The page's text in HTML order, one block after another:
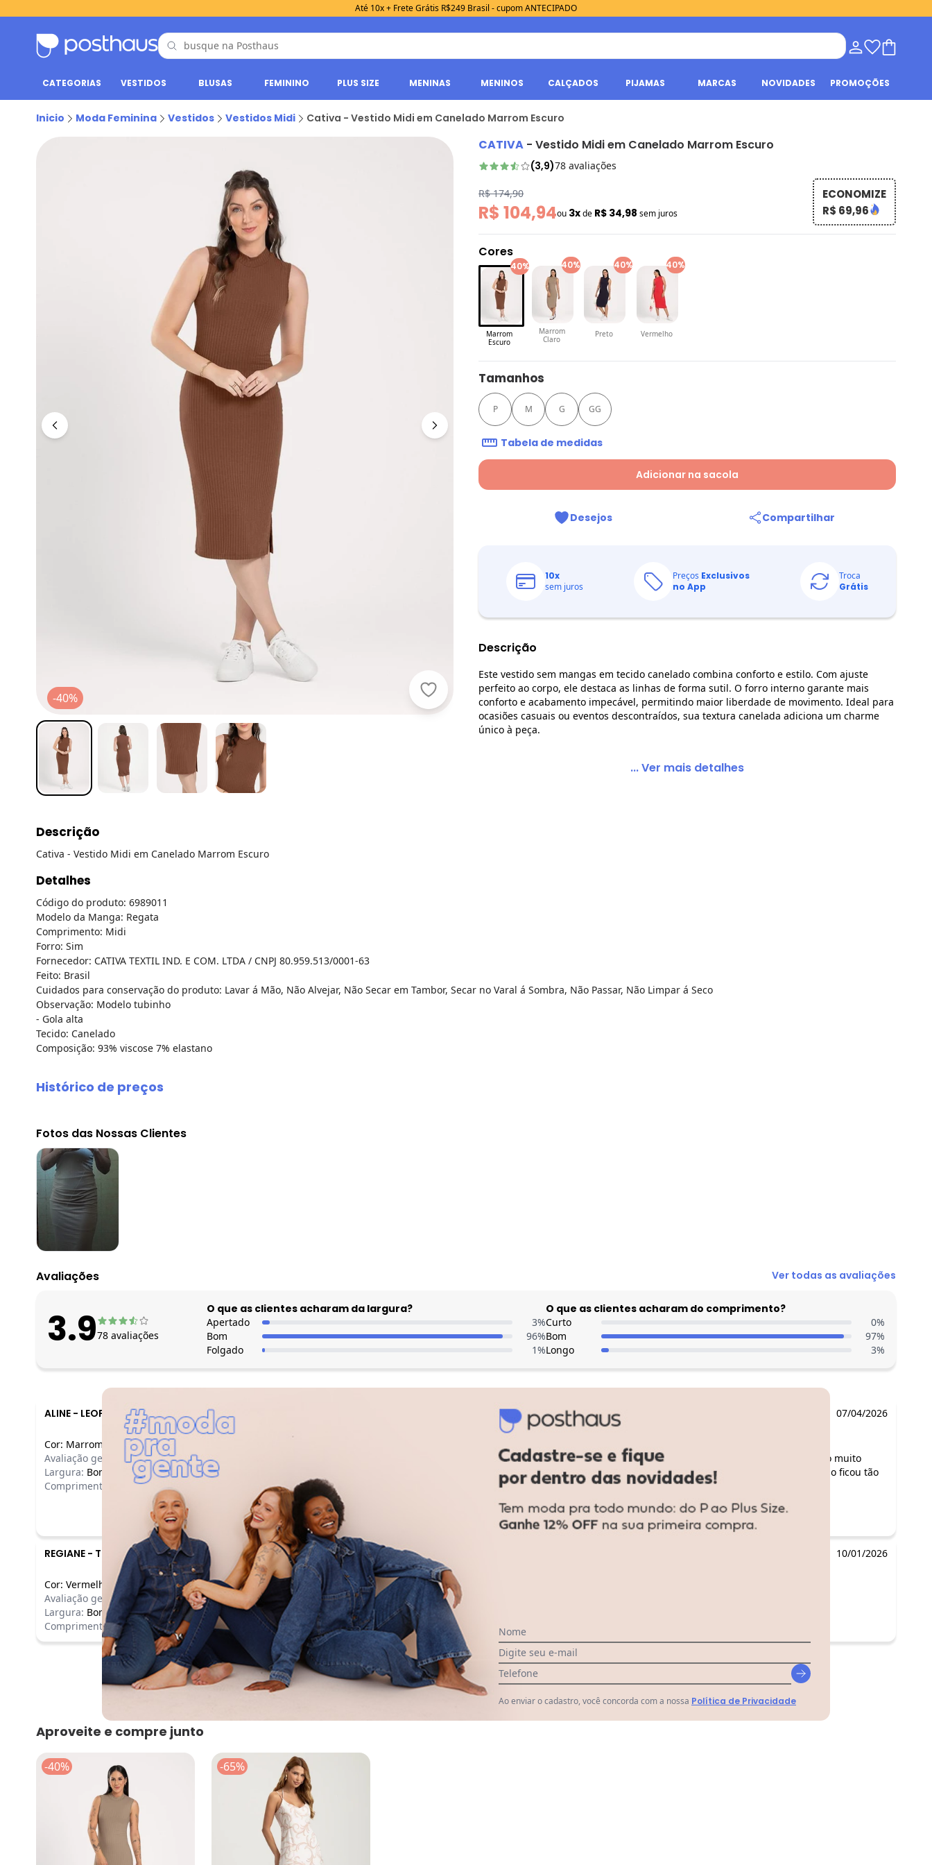
Até 10x + Frete Grátis R$249 Brasil - cupom ANTECIPADO
CATEGORIAS VESTIDOS BLUSAS FEMININO PLUS SIZE MENINAS MENINOS CALÇADOS PIJAMAS MARCAS NOVIDADES PROMOÇÕES
Inicio Moda Feminina Vestidos Vestidos Midi Cativa - Vestido Midi em Canelado Marrom Escuro
Cativa - Vestido Midi em Canelado Marrom Escuro
-40%
CATIVA - Vestido Midi em Canelado Marrom Escuro
(3,9)78 avaliações
R$ 174,90
R$ 104,94ou 3xde R$ 34,98 sem juros
ECONOMIZE
R$ 69,96
Cores
40%
Marrom
Escuro
40%
Marrom
Claro
40%
Preto
40%
Vermelho
Tamanhos
P M G GG
Tabela de medidas
Adicionar na sacola
Desejos Compartilhar
10x
sem juros
Preços Exclusivos
no App
Troca
Grátis
Descrição
Este vestido sem mangas em tecido canelado combina conforto e estilo. Com ajuste
perfeito ao corpo, ele destaca as linhas de forma sutil. O forro interno garante mais
conforto e acabamento impecável, permitindo maior liberdade de movimento. Ideal para
ocasiões casuais ou eventos descontraídos, sua textura canelada adiciona um charme
único à peça.
... Ver mais detalhes
Descrição
Cativa - Vestido Midi em Canelado Marrom Escuro
Detalhes
Código do produto: 6989011
Modelo da Manga: Regata
Comprimento: Midi
Forro: Sim
Fornecedor: CATIVA TEXTIL IND. E COM. LTDA / CNPJ 80.959.513/0001-63
Feito: Brasil
Cuidados para conservação do produto: Lavar á Mão, Não Alvejar, Não Secar em Tambor, Secar no Varal á Sombra, Não Passar, Não Limpar á Seco
Observação: Modelo tubinho
- Gola alta
Tecido: Canelado
Composição: 93% viscose 7% elastano
Histórico de preços
agosto/2026
julho/2026
junho/2026
maio/2026
abril/2026
março/2026
fevereiro/2026
Fotos das Nossas Clientes
Avaliações Ver todas as avaliações
3.978 avaliações
O que as clientes acharam da largura?
Apertado 3%
Bom
96%
Folgado
1%
O que as clientes acharam do comprimento?
Curto 0%
Bom
97%
Longo
3%
ALINE - LEOPOLDINA - MG 07/04/2026
Cor: Marrom
Avaliação geral do produto: Ótimo
Largura: Bom
Comprimento:
Bom
Comentário:
o vestido é realmente lindo,forrado,um tecido muito
bom,eu amei! tenho 1,67 m 59 kg ,pedi o P não ficou tão
justo,do jeito que gosto!
REGIANE - TURMALINA - MG 10/01/2026
Cor: Vermelho /
Avaliação geral do produto: Incrível
Largura: Bom
Comprimento:Bom
Comentário:
Vestido lindo, é forrado.
Ver todas as avaliações
Aproveite e compre junto
-40% -65%
Nome
Digite seu e-mail
Telefone
Ao enviar o cadastro, você concorda com a nossa Política de Privacidade